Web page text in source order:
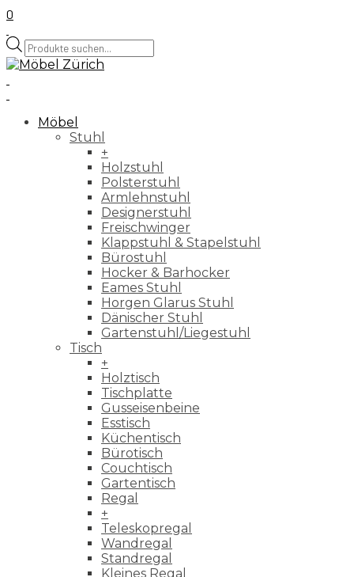
0
Products
search
Möbel
Stuhl
+
Holzstuhl
Polsterstuhl
Armlehnstuhl
Designerstuhl
Freischwinger
Klappstuhl & Stapelstuhl
Bürostuhl
Hocker & Barhocker
Eames Stuhl
Horgen Glarus Stuhl
Dänischer Stuhl
Gartenstuhl/Liegestuhl
Tisch
+
Holztisch
Tischplatte
Gusseisenbeine
Esstisch
Küchentisch
Bürotisch
Couchtisch
Gartentisch
Regal
+
Teleskopregal
Wandregal
Standregal
Kleines Regal